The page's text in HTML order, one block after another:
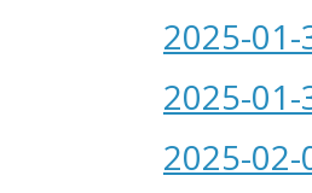
2025-
2025-
2025-